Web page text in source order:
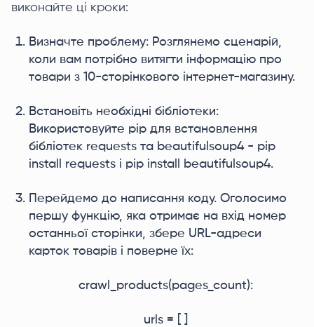
виконайте ці кроки:
Визначте проблему: Розглянемо сценарій,
коли вам потрібно витягти інформацію про
товари з 10-сторінкового інтернет-магазину.
Встановіть необхідні бібліотеки:
Використовуйте pip для встановлення
бібліотек requests та beautifulsoup4 - pip
install requests і pip install beautifulsoup4.
Перейдемо до написання коду. Оголосимо
першу функцію, яка отримає на вхід номер
останньої сторінки, збере URL-адреси
карток товарів і поверне їх:
crawl_products(pages_count):
urls = [ ]